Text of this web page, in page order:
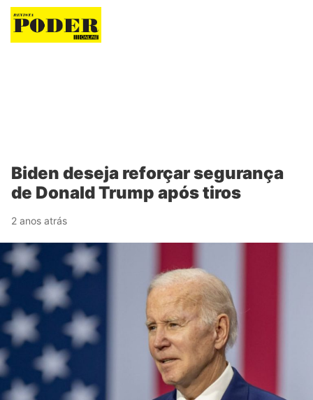
Revista Poder
Biden deseja reforçar segurança
de Donald Trump após tiros
2 anos atrás